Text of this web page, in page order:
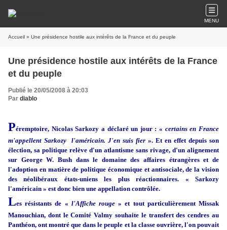
MENU
Accueil » Une présidence hostile aux intérêts de la France et du peuple
Une présidence hostile aux intérêts de la France
et du peuple
Publié le 20/05/2008 à 20:03
Par diablo
Péremptoire, Nicolas Sarkozy a déclaré un jour : « certains en France
m'appellent Sarkozy l'américain. J'en suis fier ». Et en effet depuis son
élection, sa politique relève d'un atlantisme sans rivage, d'un alignement
sur George W. Bush dans le domaine des affaires étrangères et de
l'adoption en matière de politique économique et antisociale, de la vision
des néolibéraux états-uniens les plus réactionnaires. « Sarkozy
l'américain » est donc bien une appellation contrôlée.
Les résistants de « l'Affiche rouge » et tout particulièrement Missak
Manouchian, dont le Comité Valmy souhaite le transfert des cendres au
Panthéon, ont montré que dans le peuple et la classe ouvrière, l'on pouvait